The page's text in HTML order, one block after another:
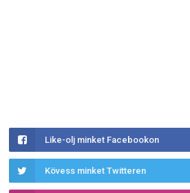
Like-olj minket Facebookon
Kövess minket Twitteren